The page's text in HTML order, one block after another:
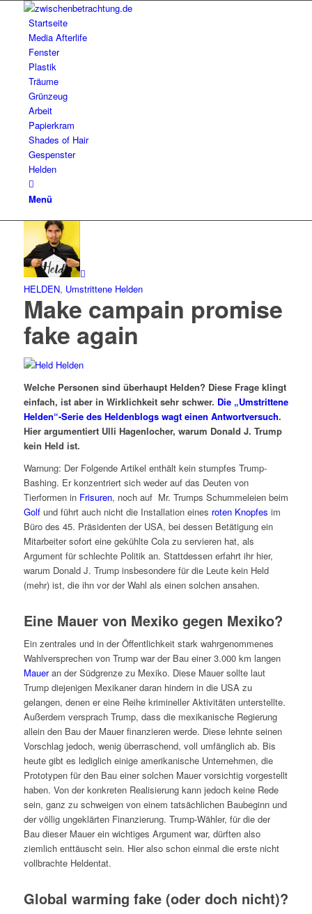
Startseite
Media Afterlife
Fenster
Plastik
Träume
Grünzeug
Arbeit
Papierkram
Shades of Hair
Gespenster
Helden
Menü
HELDEN, Umstrittene Helden
Make campain promise
fake again
Welche Personen sind überhaupt Helden? Diese Frage klingt
einfach, ist aber in Wirklichkeit sehr schwer. Die „Umstrittene
Helden“-Serie des Heldenblogs wagt einen Antwortversuch.
Hier argumentiert Ulli Hagenlocher, warum Donald J. Trump
kein Held ist.
Warnung: Der Folgende Artikel enthält kein stumpfes Trump-
Bashing. Er konzentriert sich weder auf das Deuten von
Tierformen in Frisuren, noch auf Mr. Trumps Schummeleien beim
Golfund führt auch nicht die Installation eines roten Knopfes im
Büro des 45. Präsidenten der USA, bei dessen Betätigung ein
Mitarbeiter sofort eine gekühlte Cola zu servieren hat, als
Argument für schlechte Politik an. Stattdessen erfahrt ihr hier,
warum Donald J. Trump insbesondere für die Leute kein Held
(mehr) ist, die ihn vor der Wahl als einen solchen ansahen.
Eine Mauer von Mexiko gegen Mexiko?
Ein zentrales und in der Öffentlichkeit stark wahrgenommenes
Wahlversprechen von Trump war der Bau einer 3.000 km langen
Maueran der Südgrenze zu Mexiko. Diese Mauer sollte laut
Trump diejenigen Mexikaner daran hindern in die USA zu
gelangen, denen er eine Reihe krimineller Aktivitäten unterstellte.
Außerdem versprach Trump, dass die mexikanische Regierung
allein den Bau der Mauer finanzieren werde. Diese lehnte seinen
Vorschlag jedoch, wenig überraschend, voll umfänglich ab. Bis
heute gibt es lediglich einige amerikanische Unternehmen, die
Prototypen für den Bau einer solchen Mauer vorsichtig vorgestellt
haben. Von der konkreten Realisierung kann jedoch keine Rede
sein, ganz zu schweigen von einem tatsächlichen Baubeginn und
der völlig ungeklärten Finanzierung. Trump-Wähler, für die der
Bau dieser Mauer ein wichtiges Argument war, dürften also
ziemlich enttäuscht sein. Hier also schon einmal die erste nicht
vollbrachte Heldentat.
Global warming fake (oder doch nicht)?